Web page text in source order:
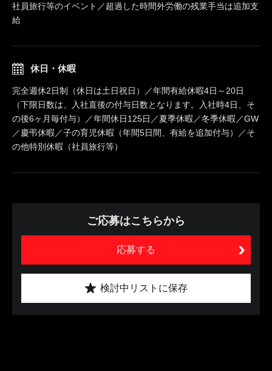
社員旅行等のイベント／超過した時間外労働の残業手当は追加支
給
休日・休暇
完全週休2日制（休日は土日祝日）／年間有給休暇4日～20日
（下限日数は、入社直後の付与日数となります。入社時4日、そ
の後6ヶ月毎付与）／年間休日125日／夏季休暇／冬季休暇／GW
／慶弔休暇／子の育児休暇（年間5日間、有給を追加付与）／そ
の他特別休暇（社員旅行等）
ご応募はこちらから
応募する
検討中リストに保存